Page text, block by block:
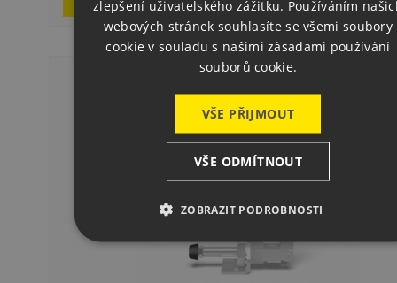
GERMAN
zlepšení uživatelského zážitku. Používáním
webových stránek souhlasíte se všemi soubory
cookie v souladu s našimi zásadami používání
souborů cookie.
VŠE PŘIJMOUT
VŠE ODMÍTNOUT
ZOBRAZIT PODROBNOSTI